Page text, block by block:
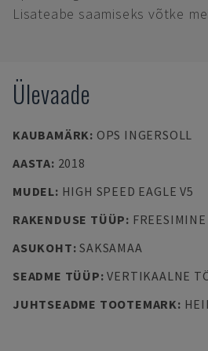
Lisateabe saamiseks võtke
Ülevaade
KAUBAMÄRK: OPS INGERSOLL
AASTA: 2018
MUDEL: HIGH SPEED EAGLE V5
RAKENDUSE TÜÜP: FREESIMINE
ASUKOHT:SAKSAMAA
SEADME TÜÜP:VERTIKAALNE
JUHTSEADME TOOTEMARK: